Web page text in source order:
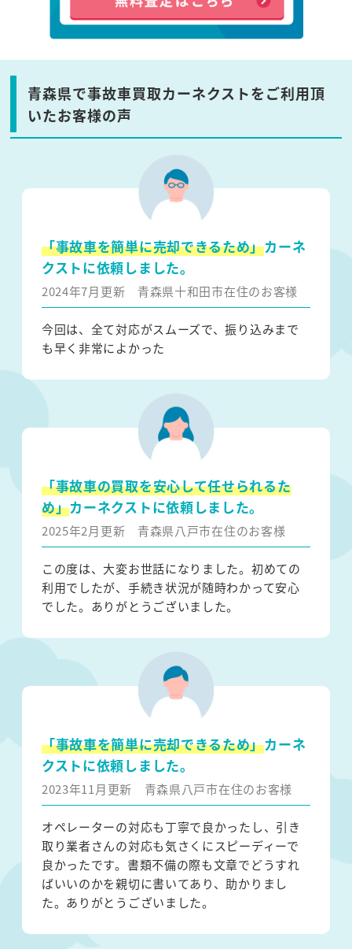
青森県で事故車買取カーネクストをご利用頂
いたお客様の声
「事故車を簡単に売却できるため」カーネ
クストに依頼しました。
2024年7月更新 青森県十和田市在住のお客様
今回は、全て対応がスムーズで、振り込みまで
も早く非常によかった
「事故車の買取を安心して任せられるた
め」カーネクストに依頼しました。
2025年2月更新 青森県八戸市在住のお客様
この度は、大変お世話になりました。初めての
利用でしたが、手続き状況が随時わかって安心
でした。ありがとうございました。
「事故車を簡単に売却できるため」カーネ
クストに依頼しました。
2023年11月更新 青森県八戸市在住のお客様
オペレーターの対応も丁寧で良かったし、引き
取り業者さんの対応も気さくにスピーディーで
良かったです。書類不備の際も文章でどうすれ
ばいいのかを親切に書いてあり、助かりまし
た。ありがとうございました。